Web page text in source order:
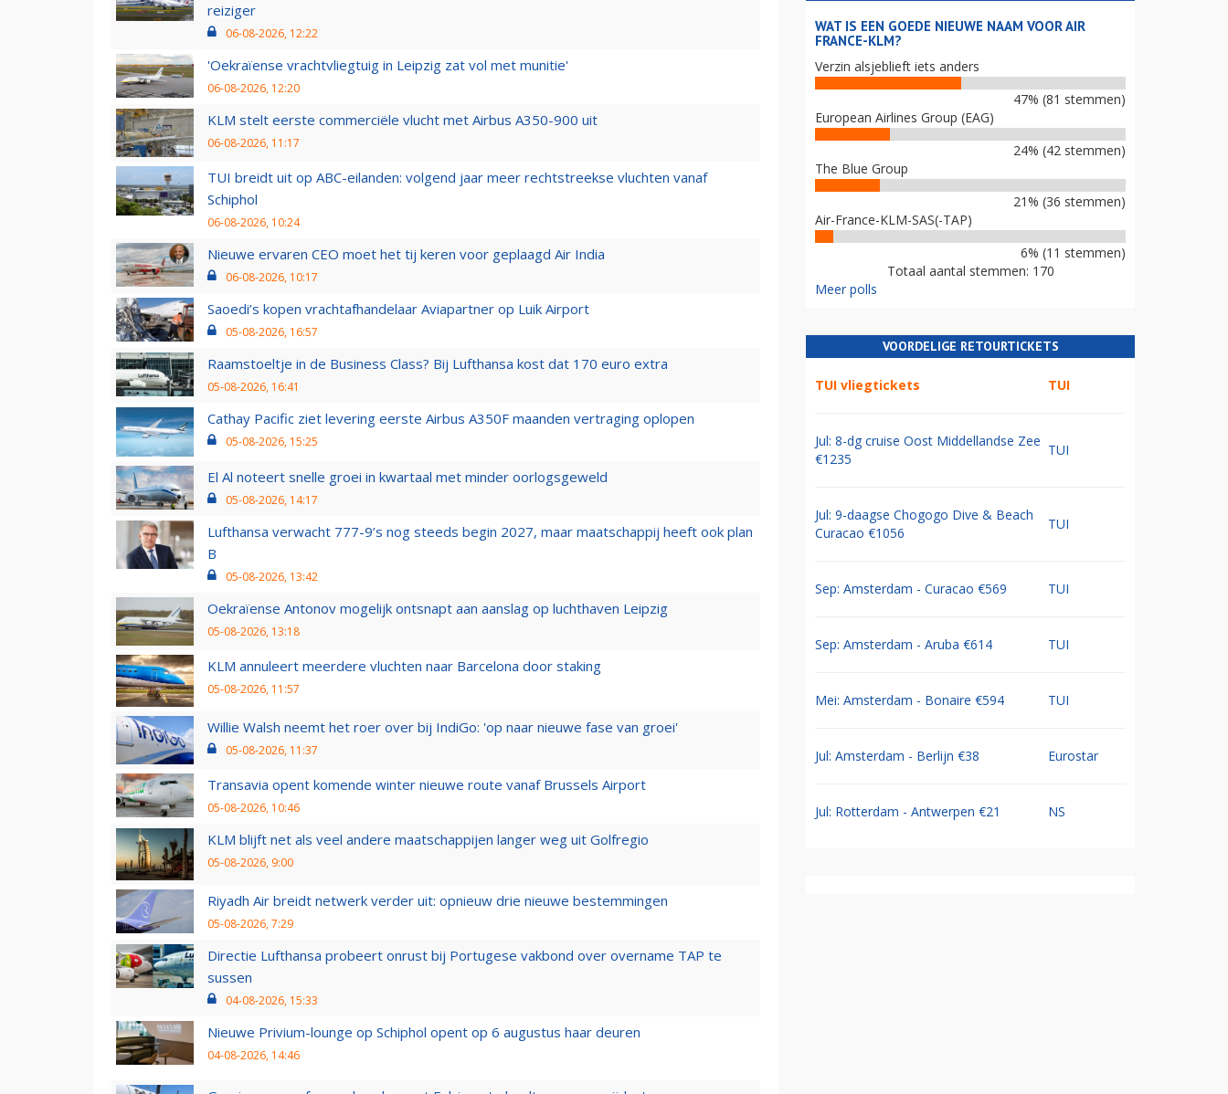
reiziger
06-08-2026, 12:22
'Oekraïense vrachtvliegtuig in Leipzig zat vol met munitie'
06-08-2026, 12:20
KLM stelt eerste commerciële vlucht met Airbus A350-900 uit
06-08-2026, 11:17
TUI breidt uit op ABC-eilanden: volgend jaar meer rechtstreekse vluchten vanaf
Schiphol
06-08-2026, 10:24
Nieuwe ervaren CEO moet het tij keren voor geplaagd Air India
06-08-2026, 10:17
Saoedi’s kopen vrachtafhandelaar Aviapartner op Luik Airport
05-08-2026, 16:57
Raamstoeltje in de Business Class? Bij Lufthansa kost dat 170 euro extra
05-08-2026, 16:41
Cathay Pacific ziet levering eerste Airbus A350F maanden vertraging oplopen
05-08-2026, 15:25
El Al noteert snelle groei in kwartaal met minder oorlogsgeweld
05-08-2026, 14:17
Lufthansa verwacht 777-9’s nog steeds begin 2027, maar maatschappij heeft ook plan
B
05-08-2026, 13:42
Oekraïense Antonov mogelijk ontsnapt aan aanslag op luchthaven Leipzig
05-08-2026, 13:18
KLM annuleert meerdere vluchten naar Barcelona door staking
05-08-2026, 11:57
Willie Walsh neemt het roer over bij IndiGo: 'op naar nieuwe fase van groei'
05-08-2026, 11:37
Transavia opent komende winter nieuwe route vanaf Brussels Airport
05-08-2026, 10:46
KLM blijft net als veel andere maatschappijen langer weg uit Golfregio
05-08-2026, 9:00
Riyadh Air breidt netwerk verder uit: opnieuw drie nieuwe bestemmingen
05-08-2026, 7:29
Directie Lufthansa probeert onrust bij Portugese vakbond over overname TAP te
sussen
04-08-2026, 15:33
Nieuwe Privium-lounge op Schiphol opent op 6 augustus haar deuren
04-08-2026, 14:46
WAT IS EEN GOEDE NIEUWE NAAM VOOR AIR
FRANCE-KLM?
Verzin alsjeblieft iets anders
47% (81 stemmen)
European Airlines Group (EAG)
24% (42 stemmen)
The Blue Group
21% (36 stemmen)
Air-France-KLM-SAS(-TAP)
6% (11 stemmen)
Totaal aantal stemmen: 170
Meer polls
VOORDELIGE RETOURTICKETS
TUI vliegtickets TUI
Jul: 8-dg cruise Oost Middellandse Zee
€1235
TUI
Jul: 9-daagse Chogogo Dive & Beach
Curacao €1056
TUI
Sep: Amsterdam - Curacao €569 TUI
Sep: Amsterdam - Aruba €614 TUI
Mei: Amsterdam - Bonaire €594 TUI
Jul: Amsterdam - Berlijn €38 Eurostar
Jul: Rotterdam - Antwerpen €21 NS